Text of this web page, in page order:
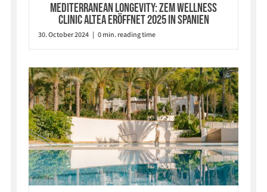
Mediterranean Longevity: ZEM Wellness
Clinic Altea eröffnet 2025 in Spanien
30. October 2024 | 0 min. reading time